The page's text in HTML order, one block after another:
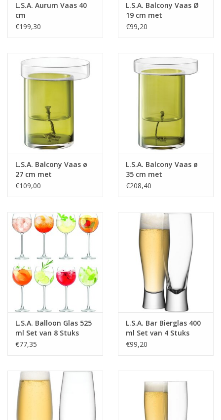
L.S.A. Aurum Vaas 40
cm
€199,30
L.S.A. Balcony Vaas Ø
19 cm met
Bewateringssysteem
€99,20
L.S.A. Balcony Vaas ø
27 cm met
Bewateringssysteem
€109,00
L.S.A. Balcony Vaas ø
35 cm met
Bewateringssysteem
€208,40
L.S.A. Balloon Glas 525
ml Set van 8 Stuks
€77,35
L.S.A. Bar Bierglas 400
ml Set van 4 Stuks
€99,20